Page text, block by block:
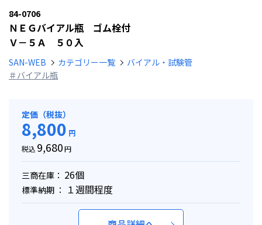
84-0706
ＮＥＧバイアル瓶 ゴム栓付
Ｖ－５Ａ ５０入
SAN-WEB カテゴリー一覧
バイアル・試験管
＃バイアル瓶
定価（税抜）
8,800 円
税込 9,680円
三商在庫： 26個
標準納期 ： １週間程度